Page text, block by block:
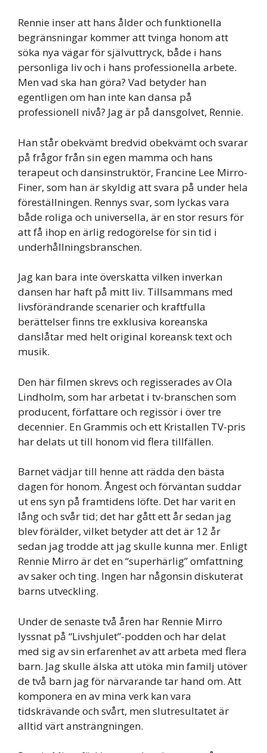
Rennie inser att hans ålder och funktionella
begränsningar kommer att tvinga honom att
söka nya vägar för självuttryck, både i hans
personliga liv och i hans professionella arbete.
Men vad ska han göra? Vad betyder han
egentligen om han inte kan dansa på
professionell nivå? Jag är på dansgolvet, Rennie.
Han står obekvämt bredvid obekvämt och svarar
på frågor från sin egen mamma och hans
terapeut och dansinstruktör, Francine Lee Mirro-
Finer, som han är skyldig att svara på under hela
föreställningen. Rennys svar, som lyckas vara
både roliga och universella, är en stor resurs för
att få ihop en ärlig redogörelse för sin tid i
underhållningsbranschen.
Jag kan bara inte överskatta vilken inverkan
dansen har haft på mitt liv. Tillsammans med
livsförändrande scenarier och kraftfulla
berättelser finns tre exklusiva koreanska
danslåtar med helt original koreansk text och
musik.
Den här filmen skrevs och regisserades av Ola
Lindholm, som har arbetat i tv-branschen som
producent, författare och regissör i över tre
decennier. En Grammis och ett Kristallen TV-pris
har delats ut till honom vid flera tillfällen.
Barnet vädjar till henne att rädda den bästa
dagen för honom. Ångest och förväntan suddar
ut ens syn på framtidens löfte. Det har varit en
lång och svår tid; det har gått ett år sedan jag
blev förälder, vilket betyder att det är 12 år
sedan jag trodde att jag skulle kunna mer. Enligt
Rennie Mirro är det en “superhärlig” omfattning
av saker och ting. Ingen har någonsin diskuterat
barns utveckling.
Under de senaste två åren har Rennie Mirro
lyssnat på “Livshjulet”-podden och har delat
med sig av sin erfarenhet av att arbeta med flera
barn. Jag skulle älska att utöka min familj utöver
de två barn jag för närvarande tar hand om. Att
komponera en av mina verk kan vara
tidskrävande och svårt, men slutresultatet är
alltid värt ansträngningen.